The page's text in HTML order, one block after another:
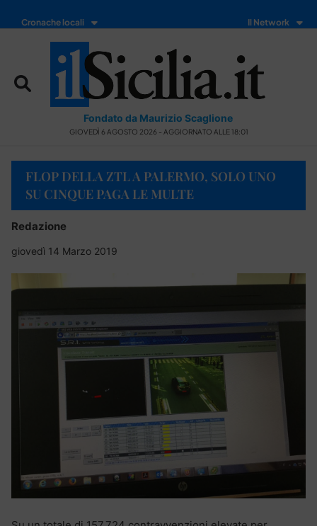
Cronache locali Il Network
Fondato da Maurizio Scaglione
GIOVEDÌ 6 AGOSTO 2026 - AGGIORNATO ALLE 18:01
FLOP DELLA ZTL A PALERMO, SOLO UNO
SU CINQUE PAGA LE MULTE
Redazione
giovedì 14 Marzo 2019